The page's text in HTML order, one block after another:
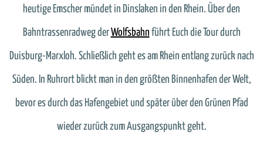
heutige Emscher mündet in Dinslaken in den Rhein. Über den
Bahntrassenradweg derWolfsbahn führt Euch die Tour durch
Duisburg-Marxloh. Schließlich geht es am Rhein entlang zurück nach
Süden. In Ruhrort blickt man in den größten Binnenhafen der Welt,
bevor es durch das Hafengebiet und später über den Grünen Pfad
wieder zurück zum Ausgangspunkt geht.